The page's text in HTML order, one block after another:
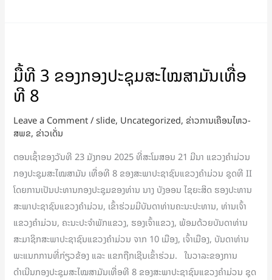
ມື້ທີ 3 ຂອງກອງປະຊຸມສະໄໝສາມັນເທື່ອ
ທີ 8
Leave a Comment/slide, Uncategorized, ຂ່າວການເຄືອນໄຫວ-
ສພຂ, ຂ່າວເດັ່ນ
ຕອນເຊົ້າຂອງວັນທີ 23 ມັງກອນ 2025 ທີ່ສະໂມສອນ 21 ມີນາ ແຂວງຄໍາມ່ວນ
ກອງປະຊຸມສະໄໝສາມັນ ເທື່ອທີ 8 ຂອງສະພາປະຊາຊົນແຂວງຄໍາມ່ວນ ຊຸດທີ II
ໂດຍການເປັນປະທານກອງປະຊຸມຂອງທ່ານ ນາງ ບັງອອນ ໄຊຍະສິດ ຮອງປະທານ
ສະພາປະຊາຊົນແຂວງຄໍາມ່ວນ, ເຂົ້າຮ່ວມມີບັນດາທ່ານຄະນະປະທານ, ທ່ານເຈົ້າ
ແຂວງຄຳມ່ວນ, ຄະນະປະຈໍາພັກແຂວງ, ຮອງເຈົ້າແຂວງ, ພ້ອມດ້ວຍບັນດາທ່ານ
ສະມາຊິກສະພາປະຊາຊົນແຂວງຄໍາມ່ວນ ຈາກ 10 ເມືອງ, ເຈົ້າເມືອງ, ບັນດາທ່ານ
ພະແນກການທີ່ກ່ຽວຂ້ອງ ແລະ ແຂກຖືກເຊີນເຂົ້າຮ່ວມ. ໃນວາລະຂອງການ
ດຳເນີນກອງປະຊຸມສະໄໝສາມັນເທື່ອທີ 8 ຂອງສະພາປະຊາຊົນແຂວງຄໍາມ່ວນ ຊຸດ
ທີ
3
ຂອງ
ປະຊຸມ
ສະໄໝ
ສາມັນ
ເທື່ອ
ທີ
8